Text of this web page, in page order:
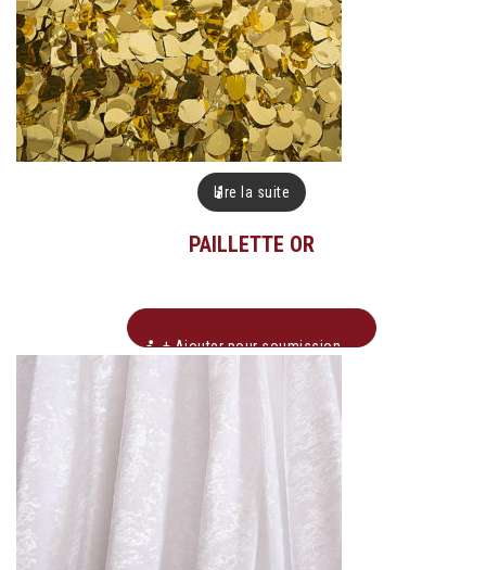
Lire la suite
PAILLETTE OR
+ Ajouter pour soumission